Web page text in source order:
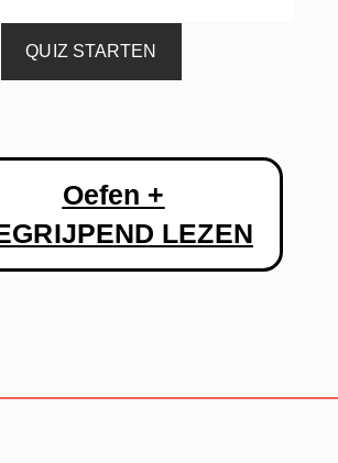
QUIZ STARTEN
Oefen +
LEZEN